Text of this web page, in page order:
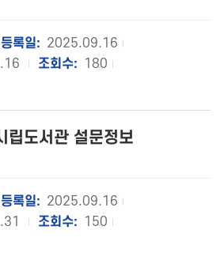
2025.09.16
180
립도서관 설문정보
2025.09.16
150